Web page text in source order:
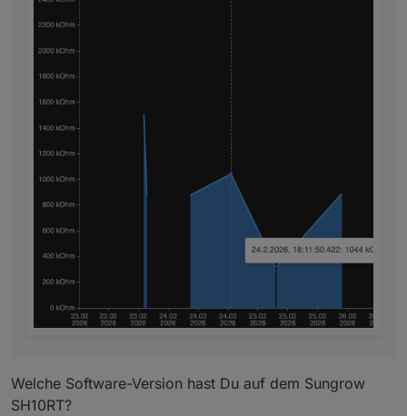
Welche Software-Version hast Du auf dem Sungrow
SH10RT?